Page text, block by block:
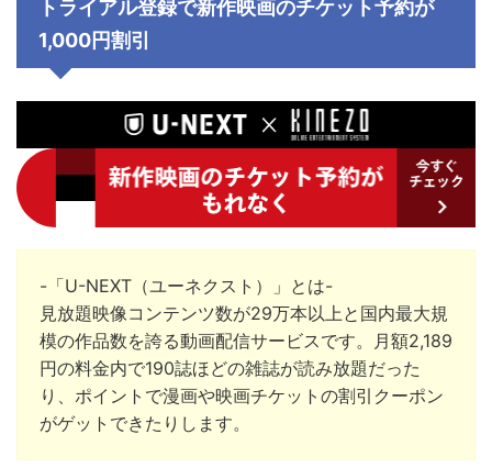
トライアル登録で新作映画のチケット予約が
1,000円割引
-「U-NEXT（ユーネクスト）」とは-
見放題映像コンテンツ数が29万本以上と国内最大規
模の作品数を誇る動画配信サービスです。月額2,189
円の料金内で190誌ほどの雑誌が読み放題だった
り、ポイントで漫画や映画チケットの割引クーポン
がゲットできたりします。